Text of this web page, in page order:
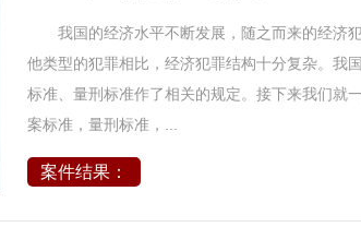
我国的经济水平不断发展，随之而来的经济
他类型的犯罪相比，经济犯罪结构十分复杂。我
标准、量刑标准作了相关的规定。接下来我们就
案标准，量刑标准，...
案件结果：